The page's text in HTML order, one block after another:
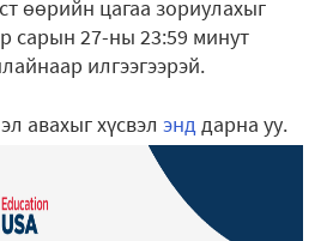
өөрийн цагаа зориулахыг
сарын 27-ны 23:59 минут
илгээгээрэй.
авахыг хүсвэл энддарна уу.